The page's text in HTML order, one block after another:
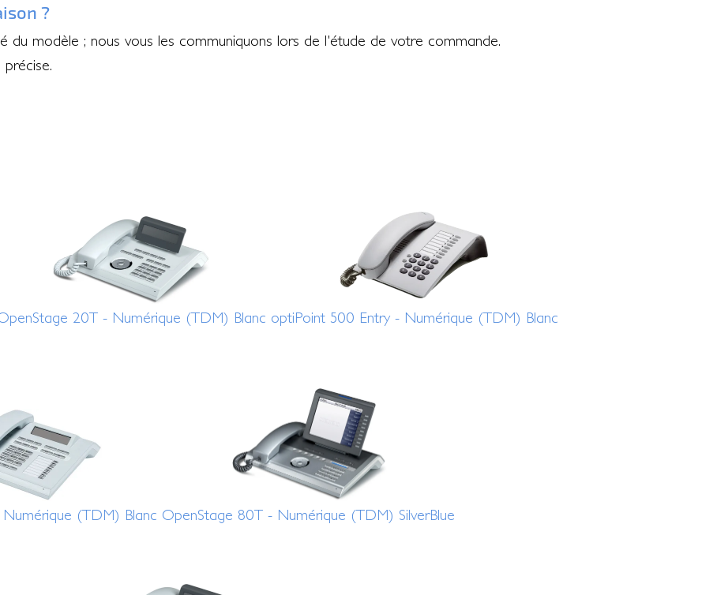
?
du modèle ; nous vous les communiquons lors de l'étude de votre commande.
20T - Numérique (TDM) Blanc optiPoint 500 Entry - Numérique (TDM) Blanc
(TDM) Blanc OpenStage 80T - Numérique (TDM) SilverBlue